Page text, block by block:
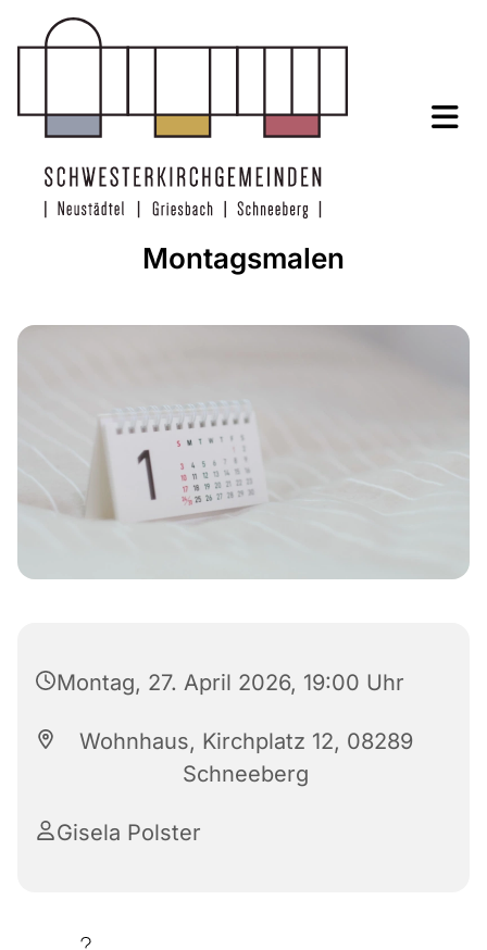
Montagsmalen
Montag, 27. April 2026, 19:00 Uhr
Wohnhaus, Kirchplatz 12, 08289
Schneeberg
Gisela Polster